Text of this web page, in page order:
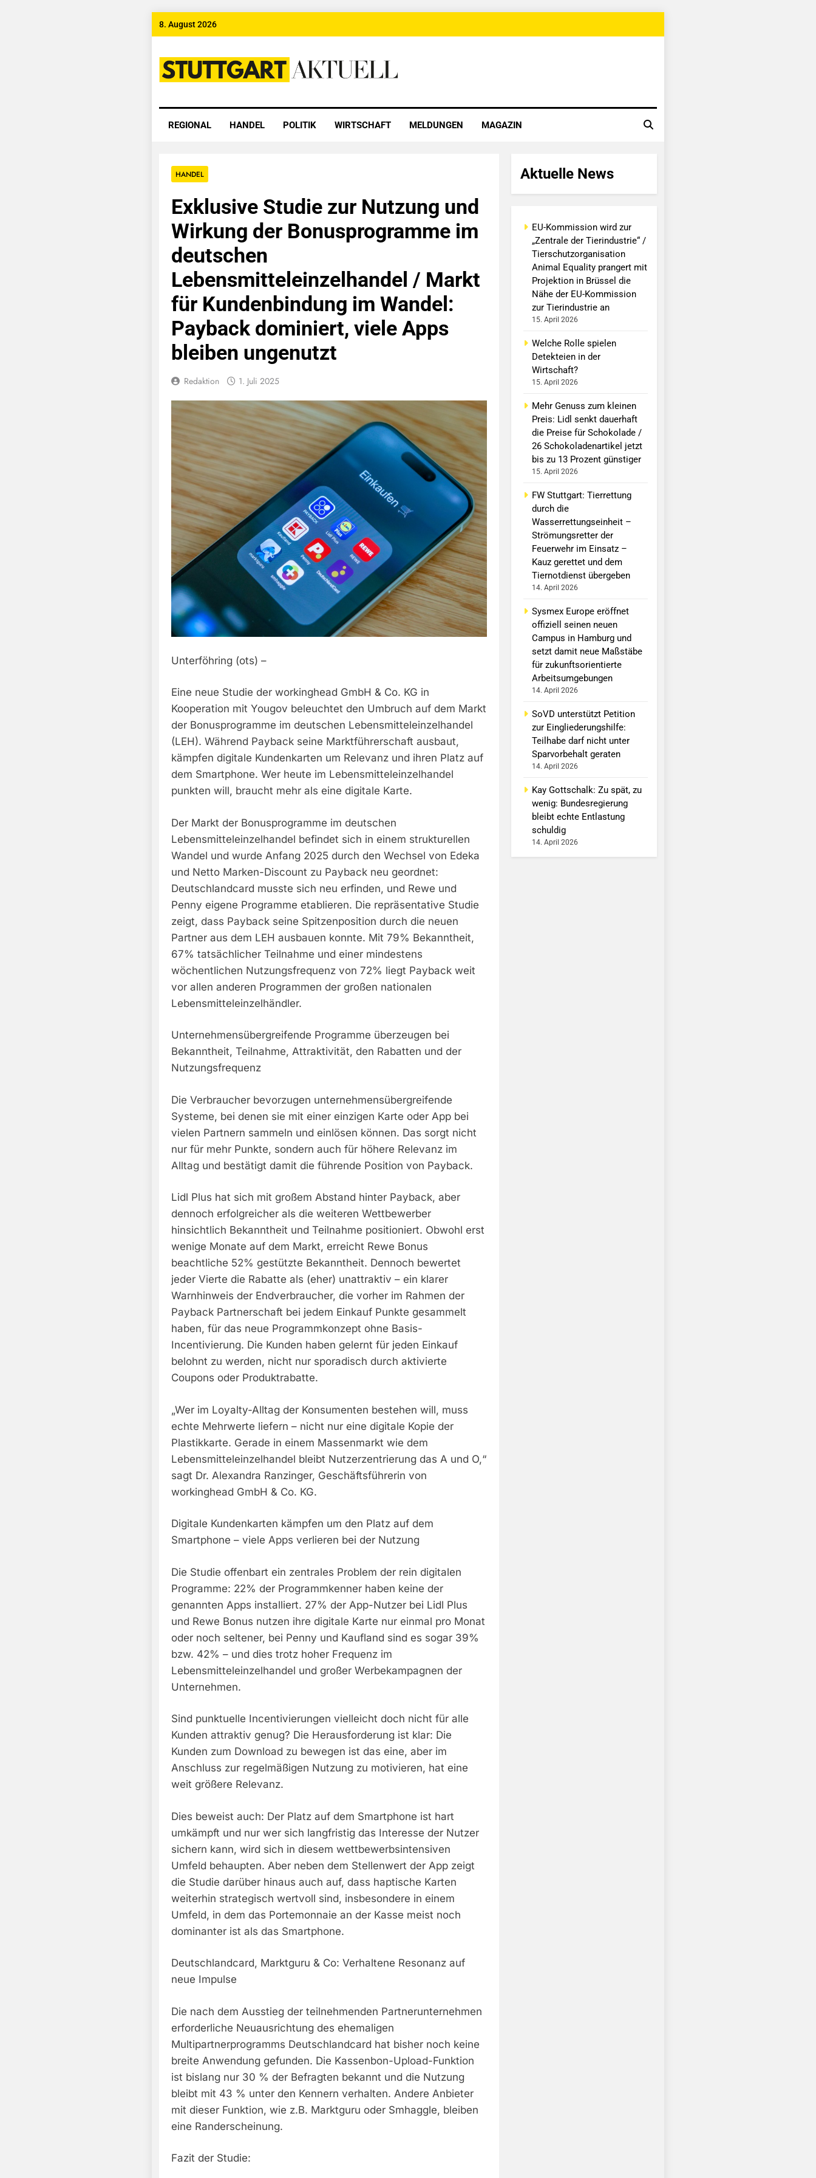
Skip
8. August 2026
Stuttgart Aktuell
REGIONAL HANDEL POLITIK WIRTSCHAFT MELDUNGEN MAGAZIN
HANDEL
Exklusive Studie zur Nutzung und
Wirkung der Bonusprogramme im
deutschen
Lebensmitteleinzelhandel / Markt
für Kundenbindung im Wandel:
Payback dominiert, viele Apps
bleiben ungenutzt
Redaktion 1. Juli 2025
Unterföhring (ots) –
Eine neue Studie der workinghead GmbH & Co. KG in
Kooperation mit Yougov beleuchtet den Umbruch auf dem Markt
der Bonusprogramme im deutschen Lebensmitteleinzelhandel
(LEH). Während Payback seine Marktführerschaft ausbaut,
kämpfen digitale Kundenkarten um Relevanz und ihren Platz auf
dem Smartphone. Wer heute im Lebensmitteleinzelhandel
punkten will, braucht mehr als eine digitale Karte.
Der Markt der Bonusprogramme im deutschen
Lebensmitteleinzelhandel befindet sich in einem strukturellen
Wandel und wurde Anfang 2025 durch den Wechsel von Edeka
und Netto Marken-Discount zu Payback neu geordnet:
Deutschlandcard musste sich neu erfinden, und Rewe und
Penny eigene Programme etablieren. Die repräsentative Studie
zeigt, dass Payback seine Spitzenposition durch die neuen
Partner aus dem LEH ausbauen konnte. Mit 79% Bekanntheit,
67% tatsächlicher Teilnahme und einer mindestens
wöchentlichen Nutzungsfrequenz von 72% liegt Payback weit
vor allen anderen Programmen der großen nationalen
Lebensmitteleinzelhändler.
Unternehmensübergreifende Programme überzeugen bei
Bekanntheit, Teilnahme, Attraktivität, den Rabatten und der
Nutzungsfrequenz
Die Verbraucher bevorzugen unternehmensübergreifende
Systeme, bei denen sie mit einer einzigen Karte oder App bei
vielen Partnern sammeln und einlösen können. Das sorgt nicht
nur für mehr Punkte, sondern auch für höhere Relevanz im
Alltag und bestätigt damit die führende Position von Payback.
Lidl Plus hat sich mit großem Abstand hinter Payback, aber
dennoch erfolgreicher als die weiteren Wettbewerber
hinsichtlich Bekanntheit und Teilnahme positioniert. Obwohl erst
wenige Monate auf dem Markt, erreicht Rewe Bonus
beachtliche 52% gestützte Bekanntheit. Dennoch bewertet
jeder Vierte die Rabatte als (eher) unattraktiv – ein klarer
Warnhinweis der Endverbraucher, die vorher im Rahmen der
Payback Partnerschaft bei jedem Einkauf Punkte gesammelt
haben, für das neue Programmkonzept ohne Basis-
Incentivierung. Die Kunden haben gelernt für jeden Einkauf
belohnt zu werden, nicht nur sporadisch durch aktivierte
Coupons oder Produktrabatte.
„Wer im Loyalty-Alltag der Konsumenten bestehen will, muss
echte Mehrwerte liefern – nicht nur eine digitale Kopie der
Plastikkarte. Gerade in einem Massenmarkt wie dem
Lebensmitteleinzelhandel bleibt Nutzerzentrierung das A und O,“
sagt Dr. Alexandra Ranzinger, Geschäftsführerin von
workinghead GmbH & Co. KG.
Digitale Kundenkarten kämpfen um den Platz auf dem
Smartphone – viele Apps verlieren bei der Nutzung
Die Studie offenbart ein zentrales Problem der rein digitalen
Programme: 22% der Programmkenner haben keine der
genannten Apps installiert. 27% der App-Nutzer bei Lidl Plus
und Rewe Bonus nutzen ihre digitale Karte nur einmal pro Monat
oder noch seltener, bei Penny und Kaufland sind es sogar 39%
bzw. 42% – und dies trotz hoher Frequenz im
Lebensmitteleinzelhandel und großer Werbekampagnen der
Unternehmen.
Sind punktuelle Incentivierungen vielleicht doch nicht für alle
Kunden attraktiv genug? Die Herausforderung ist klar: Die
Kunden zum Download zu bewegen ist das eine, aber im
Anschluss zur regelmäßigen Nutzung zu motivieren, hat eine
weit größere Relevanz.
Dies beweist auch: Der Platz auf dem Smartphone ist hart
umkämpft und nur wer sich langfristig das Interesse der Nutzer
sichern kann, wird sich in diesem wettbewerbsintensiven
Umfeld behaupten. Aber neben dem Stellenwert der App zeigt
die Studie darüber hinaus auch auf, dass haptische Karten
weiterhin strategisch wertvoll sind, insbesondere in einem
Umfeld, in dem das Portemonnaie an der Kasse meist noch
dominanter ist als das Smartphone.
Deutschlandcard, Marktguru & Co: Verhaltene Resonanz auf
neue Impulse
Die nach dem Ausstieg der teilnehmenden Partnerunternehmen
erforderliche Neuausrichtung des ehemaligen
Multipartnerprogramms Deutschlandcard hat bisher noch keine
breite Anwendung gefunden. Die Kassenbon-Upload-Funktion
ist bislang nur 30 % der Befragten bekannt und die Nutzung
bleibt mit 43 % unter den Kennern verhalten. Andere Anbieter
mit dieser Funktion, wie z.B. Marktguru oder Smhaggle, bleiben
eine Randerscheinung.
Fazit der Studie:
Aktuelle News
EU-Kommission wird zur
„Zentrale der Tierindustrie“ /
Tierschutzorganisation
Animal Equality prangert mit
Projektion in Brüssel die
Nähe der EU-Kommission
zur Tierindustrie an
15. April 2026
Welche Rolle spielen
Detekteien in der
Wirtschaft?
15. April 2026
Mehr Genuss zum kleinen
Preis: Lidl senkt dauerhaft
die Preise für Schokolade /
26 Schokoladenartikel jetzt
bis zu 13 Prozent günstiger
15. April 2026
FW Stuttgart: Tierrettung
durch die
Wasserrettungseinheit –
Strömungsretter der
Feuerwehr im Einsatz –
Kauz gerettet und dem
Tiernotdienst übergeben
14. April 2026
Sysmex Europe eröffnet
offiziell seinen neuen
Campus in Hamburg und
setzt damit neue Maßstäbe
für zukunftsorientierte
Arbeitsumgebungen
14. April 2026
SoVD unterstützt Petition
zur Eingliederungshilfe:
Teilhabe darf nicht unter
Sparvorbehalt geraten
14. April 2026
Kay Gottschalk: Zu spät, zu
wenig: Bundesregierung
bleibt echte Entlastung
schuldig
14. April 2026